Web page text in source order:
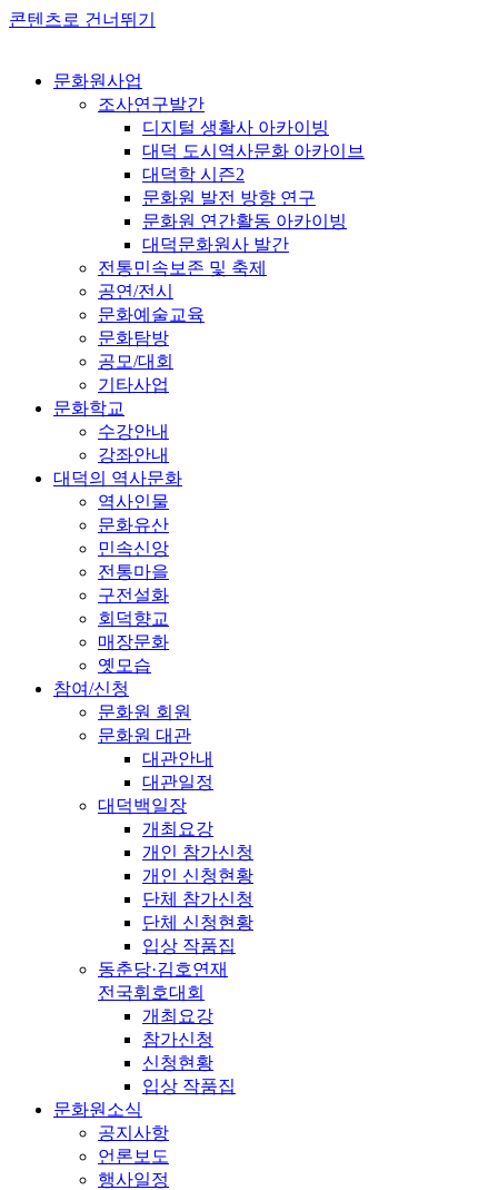
콘텐츠로 건너뛰기
문화원사업
조사연구발간
디지털 생활사 아카이빙
대덕 도시역사문화 아카이브
대덕학 시즌2
문화원 발전 방향 연구
문화원 연간활동 아카이빙
대덕문화원사 발간
전통민속보존 및 축제
공연/전시
문화예술교육
문화탐방
공모/대회
기타사업
문화학교
수강안내
강좌안내
대덕의 역사문화
역사인물
문화유산
민속신앙
전통마을
구전설화
회덕향교
매장문화
옛모습
참여/신청
문화원 회원
문화원 대관
대관안내
대관일정
대덕백일장
개최요강
개인 참가신청
개인 신청현황
단체 참가신청
단체 신청현황
입상 작품집
동춘당·김호연재
전국휘호대회
개최요강
참가신청
신청현황
입상 작품집
문화원소식
공지사항
언론보도
행사일정